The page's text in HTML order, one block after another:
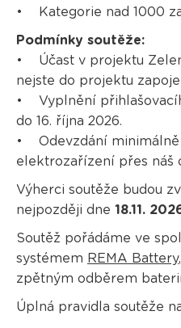
• Kategorie nad 1000
Podmínky soutěže:
• Účast v projektu
nejste do projektu
• Vyplnění
do 16. října 2026.
• Odevzdání minimálně
elektrozařízení přes náš
Výherci soutěže budou
nejpozději dne 18.11.
Soutěž pořádáme ve
systémem REMA Battery
zpětným odběrem
Úplná pravidla soutěže